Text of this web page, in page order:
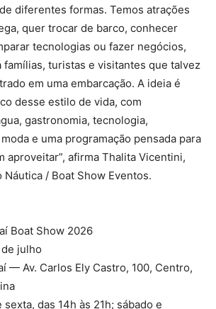
diferentes formas. Temos atrações
quer trocar de barco, conhecer
tecnologias ou fazer negócios,
famílias, turistas e visitantes que talvez
em uma embarcação. A ideia é
desse estilo de vida, com
gastronomia, tecnologia,
e uma programação pensada para
aproveitar”, afirma Thalita Vicentini,
/ Boat Show Eventos.
Boat Show 2026
julho
— Av. Carlos Ely Castro, 100, Centro,
sexta, das 14h às 21h; sábado e